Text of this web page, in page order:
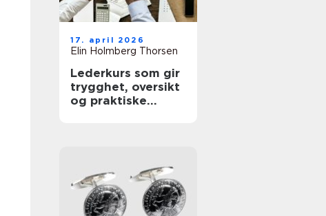
17. april 2026
Elin Holmberg Thorsen
Lederkurs som gir
trygghet, oversikt
og praktiske